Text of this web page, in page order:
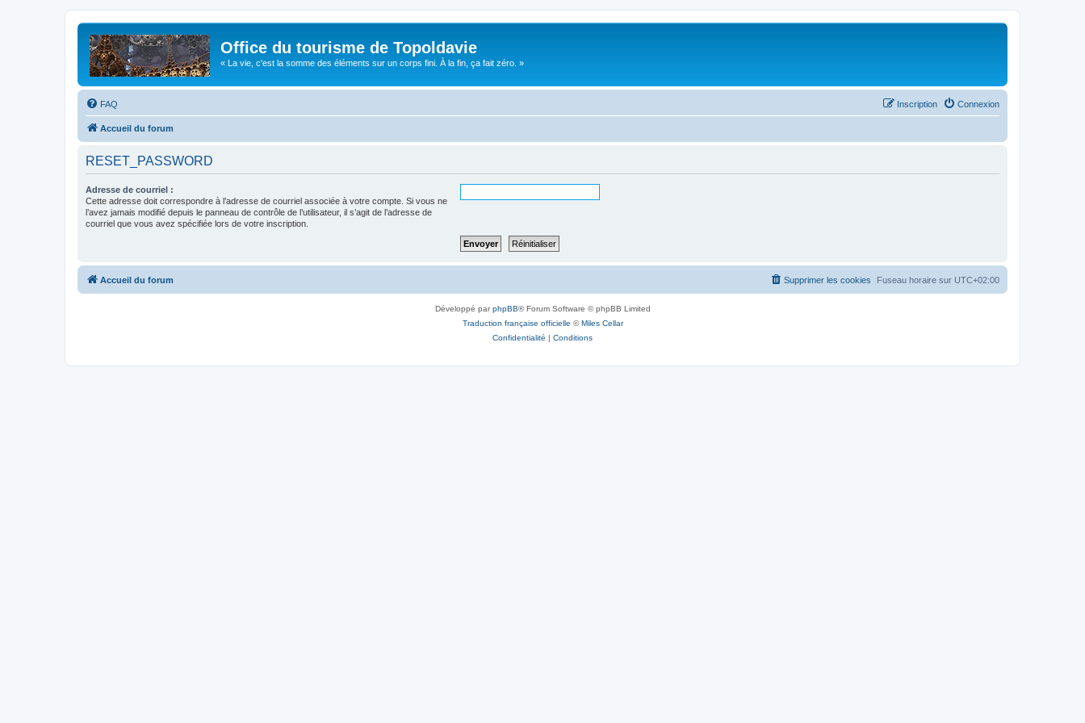
Office du tourisme de Topoldavie
« La vie, c'est la somme des éléments sur un corps fini. À la fin, ça fait zéro. »
FAQ Connexion
Inscription
Accueil du forum
RESET_PASSWORD
Adresse de courriel :
Cette adresse doit correspondre à l’adresse de courriel associée à votre compte. Si vous ne
l’avez jamais modifié depuis le panneau de contrôle de l’utilisateur, il s’agit de l’adresse de
courriel que vous avez spécifiée lors de votre inscription.
Accueil du forum Fuseau horaire sur UTC+02:00
Supprimer les cookies
Développé parphpBB® Forum Software © phpBB Limited
Traduction française officielle ©Miles Cellar
Confidentialité | Conditions